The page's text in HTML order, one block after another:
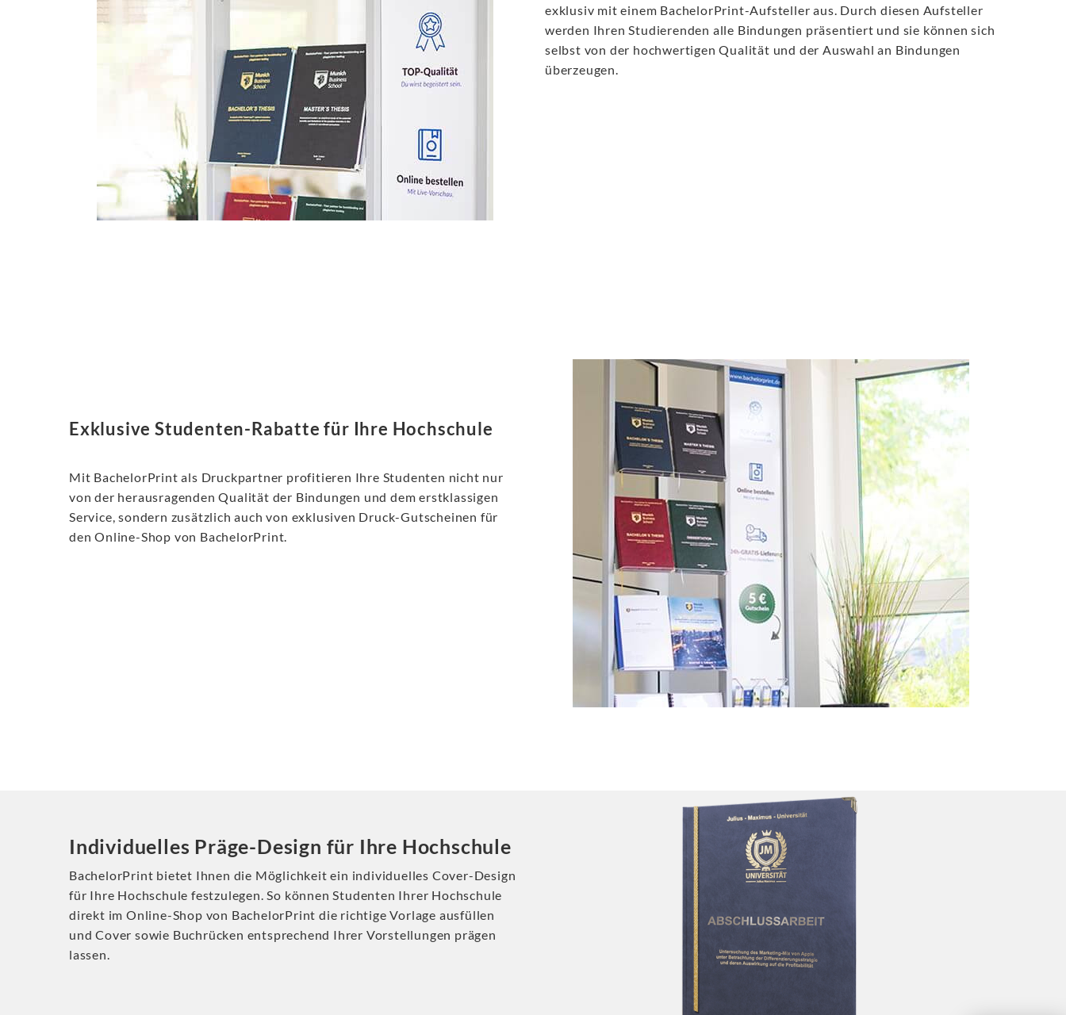
exklusiv mit einem BachelorPrint-Aufsteller aus. Durch diesen Aufsteller
werden Ihren Studierenden alle Bindungen präsentiert und sie können sich
selbst von der hochwertigen Qualität und der Auswahl an Bindungen
überzeugen.
Exklusive Studenten-Rabatte für Ihre Hochschule
Mit BachelorPrint als Druckpartner profitieren Ihre Studenten nicht nur
von der herausragenden Qualität der Bindungen und dem erstklassigen
Service, sondern zusätzlich auch von exklusiven Druck-Gutscheinen für
den Online-Shop von BachelorPrint.
Individuelles Präge-Design für Ihre Hochschule
BachelorPrint bietet Ihnen die Möglichkeit ein individuelles Cover-Design
für Ihre Hochschule festzulegen. So können Studenten Ihrer Hochschule
direkt im Online-Shop von BachelorPrint die richtige Vorlage ausfüllen
und Cover sowie Buchrücken entsprechend Ihrer Vorstellungen prägen
lassen.